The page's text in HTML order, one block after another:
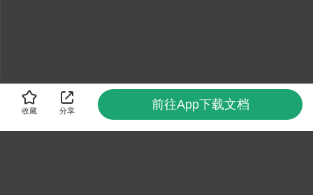
收藏 分享 前往App下载文档